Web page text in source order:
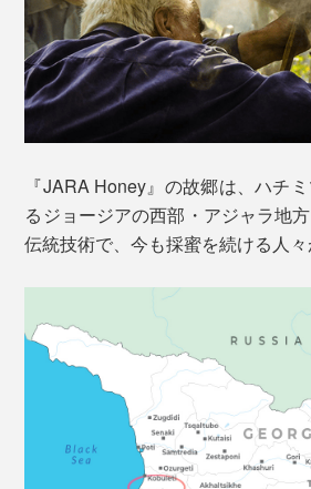
『JARA Honey』の故郷は、ハチ
るジョージアの西部・アジャラ地
伝統技術で、今も採蜜を続ける人々